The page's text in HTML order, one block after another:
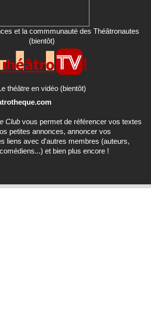
et la commmunauté des Théâtronautes
(bientôt)
théâtre en vidéo (bientôt)
Club vous permet de référencer vos textes
petites annonces, annoncer vos
liens avec d'autres membres (auteurs,
et bien plus encore !